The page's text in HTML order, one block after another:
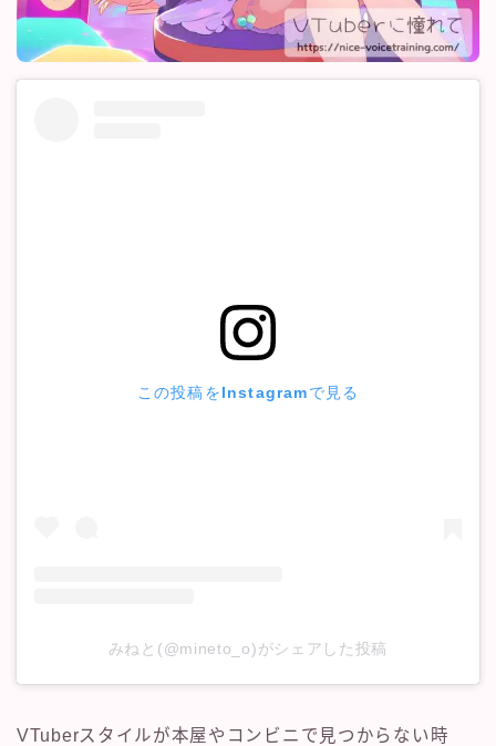
この投稿をInstagramで見る
みねと(@mineto_o)がシェアした投稿
VTuberスタイルが本屋やコンビニで見つからない時